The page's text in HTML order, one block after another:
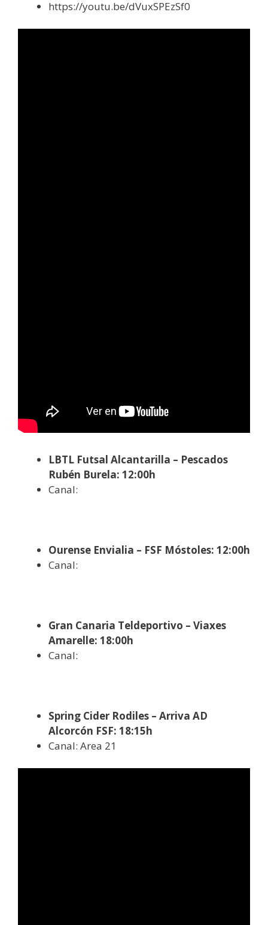
https://youtu.be/dVuxSPEzSf0
LBTL Futsal Alcantarilla – Pescados
Rubén Burela: 12:00h
Canal:
Ourense Envialia – FSF Móstoles: 12:00h
Canal:
Gran Canaria Teldeportivo – Viaxes
Amarelle: 18:00h
Canal:
Spring Cider Rodiles – Arriva AD
Alcorcón FSF: 18:15h
Canal: Area 21